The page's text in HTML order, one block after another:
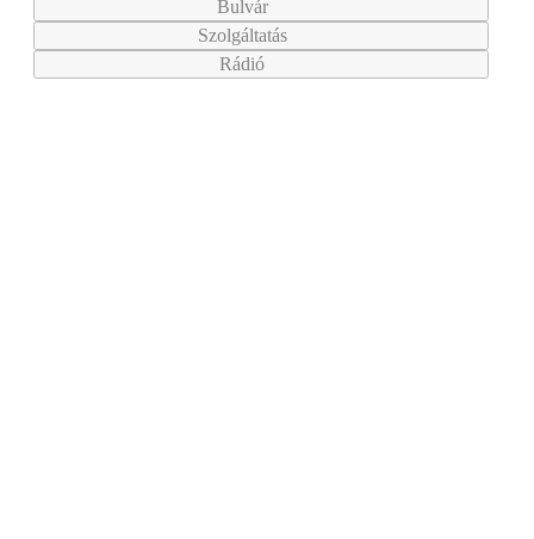
Bulvár
Szolgáltatás
Rádió